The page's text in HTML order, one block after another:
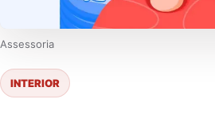
Assessoria
INTERIOR